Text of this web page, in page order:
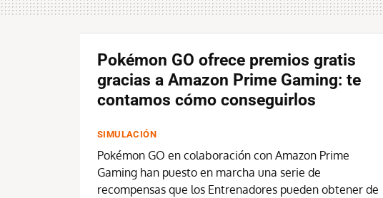
Pokémon GO ofrece premios gratis
gracias a Amazon Prime Gaming: te
contamos cómo conseguirlos
SIMULACIÓN
Pokémon GO en colaboración con Amazon Prime
Gaming han puesto en marcha una serie de
recompensas que los Entrenadores pueden obtener de